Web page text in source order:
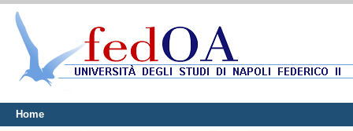
Home